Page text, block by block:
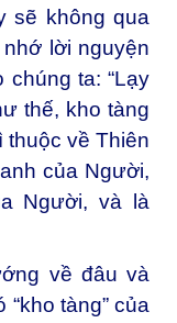
sẽ không qua
nhớ lời nguyện
ta: “Lạy
thế, kho tàng
thuộc về Thiên
của Người,
Người, và là
về đâu và
tàng” của